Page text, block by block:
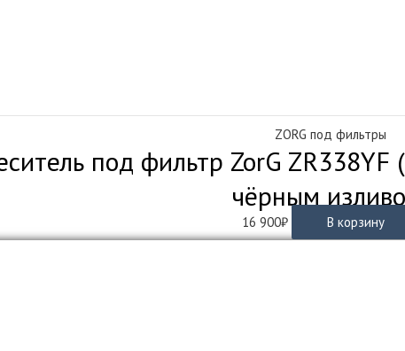
ZORG под фильтры
под фильтр ZorG
чёрным
16 900₽ В корзину